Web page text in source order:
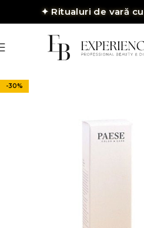
✦Ritualuri de vară cu
-30%